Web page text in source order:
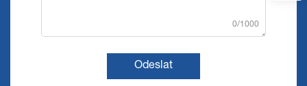
0/1000
Odeslat